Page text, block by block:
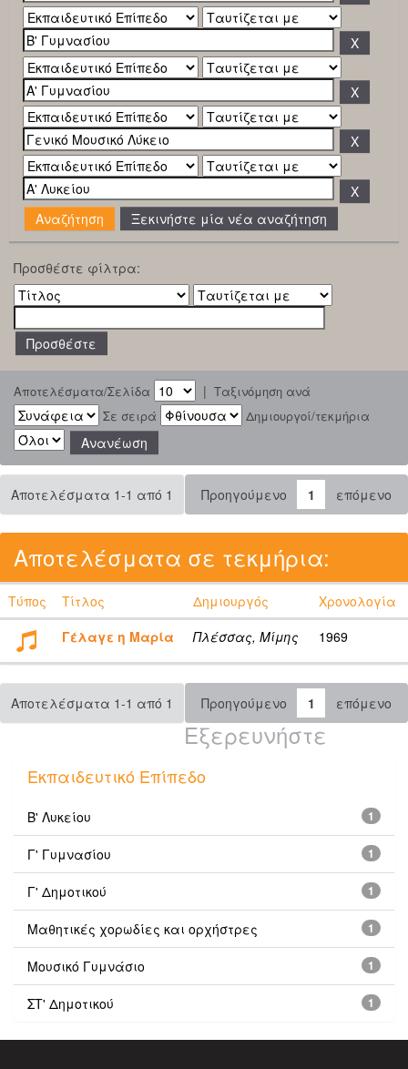
Ξεκινήστε μία νέα αναζήτηση
Προσθέστε φίλτρα:
Αποτελέσματα/Σελίδα | Ταξινόμηση ανά
Σε σειρά
Δημιουργοί/τεκμήρια
Αποτελέσματα 1-1 από 1 Προηγούμενο 1 επόμενο
Αποτελέσματα σε τεκμήρια:
Τύπος Τίτλος Δημιουργός
Χρονολογία
Γέλαγε η Μαρία
Πλέσσας, Μίμης 1969
Αποτελέσματα 1-1 από 1 Προηγούμενο 1 επόμενο
Εξερευνήστε
Εκπαιδευτικό Επίπεδο
1
Β' Λυκείου
1
Γ' Γυμνασίου
1
Γ' Δημοτικού
1
Μαθητικές χορωδίες και ορχήστρες
1
Μουσικό Γυμνάσιο
1
ΣΤ' Δημοτικού